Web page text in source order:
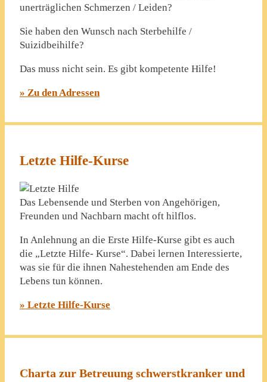
unerträglichen Schmerzen / Leiden?
Sie haben den Wunsch nach Sterbehilfe /
Suizidbeihilfe?
Das muss nicht sein. Es gibt kompetente Hilfe!
» Zu den Adressen
Letzte Hilfe-Kurse
Das Lebensende und Sterben von Angehörigen,
Freunden und Nachbarn macht oft hilflos.
In Anlehnung an die Erste Hilfe-Kurse gibt es auch
die „Letzte Hilfe- Kurse“. Dabei lernen Interessierte,
was sie für die ihnen Nahestehenden am Ende des
Lebens tun können.
» Letzte Hilfe-Kurse
Charta zur Betreuung schwerstkranker und